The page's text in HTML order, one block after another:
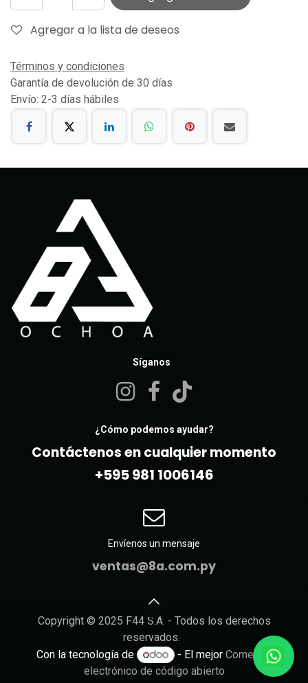
Agregar a la lista de deseos
Términos y condiciones
Garantía de devolución de 30 días
Envío: 2-3 días hábiles
Síganos
¿Cómo podemos ayudar?
Contáctenos en cualquier momento
+595 981 10061​46
Envíenos un mensaje
ventas@8a.com.py
Copyright © 2025 F44 S.A. - Todos los derechos
reservados.
Con la tecnología de
- El mejor Comercio
electrónico de código abierto